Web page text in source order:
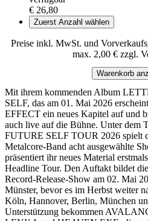
€ 26,80
Zuerst Anzahl wählen
Preise inkl. MwSt. und
max. 2,00 € zzgl.
Warenkorb
Mit ihrem kommenden Album
SELF, das am 01. Mai 2026
EFFECT ein neues Kapitel auf und
auch live auf die Bühne. Unter
FUTURE SELF TOUR 2026 spielt
Metalcore-Band acht ausgewählte
präsentiert ihr neues Material
Headline Tour. Den Auftakt bildet
Record-Release-Show am 02. Mai
Münster, bevor es im Herbst weiter
Köln, Hannover, Berlin, München
Unterstützung bekommen